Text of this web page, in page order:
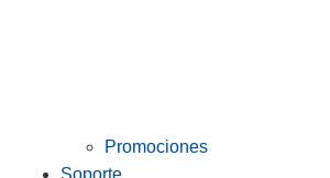
Promociones